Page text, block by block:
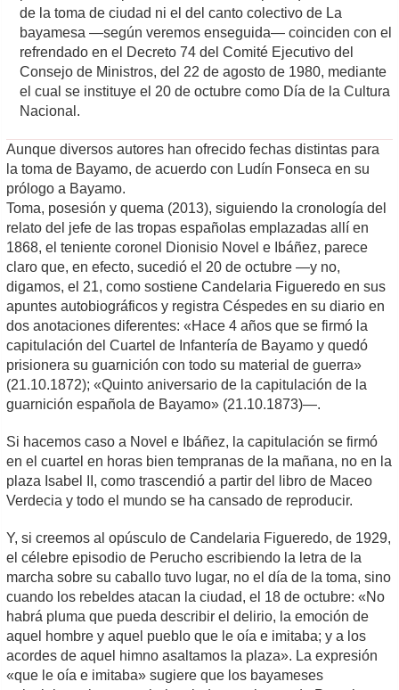
de la toma de ciudad ni el del canto colectivo de La
bayamesa ―según veremos enseguida― coinciden con el
refrendado en el Decreto 74 del Comité Ejecutivo del
Consejo de Ministros, del 22 de agosto de 1980, mediante
el cual se instituye el 20 de octubre como Día de la Cultura
Nacional.
Aunque diversos autores han ofrecido fechas distintas para
la toma de Bayamo, de acuerdo con Ludín Fonseca en su
prólogo a Bayamo.
Toma, posesión y quema (2013), siguiendo la cronología del
relato del jefe de las tropas españolas emplazadas allí en
1868, el teniente coronel Dionisio Novel e Ibáñez, parece
claro que, en efecto, sucedió el 20 de octubre ―y no,
digamos, el 21, como sostiene Candelaria Figueredo en sus
apuntes autobiográficos y registra Céspedes en su diario en
dos anotaciones diferentes: «Hace 4 años que se firmó la
capitulación del Cuartel de Infantería de Bayamo y quedó
prisionera su guarnición con todo su material de guerra»
(21.10.1872); «Quinto aniversario de la capitulación de la
guarnición española de Bayamo» (21.10.1873)―.
Si hacemos caso a Novel e Ibáñez, la capitulación se firmó
en el cuartel en horas bien tempranas de la mañana, no en la
plaza Isabel II, como trascendió a partir del libro de Maceo
Verdecia y todo el mundo se ha cansado de reproducir.
Y, si creemos al opúsculo de Candelaria Figueredo, de 1929,
el célebre episodio de Perucho escribiendo la letra de la
marcha sobre su caballo tuvo lugar, no el día de la toma, sino
cuando los rebeldes atacan la ciudad, el 18 de octubre: «No
habrá pluma que pueda describir el delirio, la emoción de
aquel hombre y aquel pueblo que le oía e imitaba; y a los
acordes de aquel himno asaltamos la plaza». La expresión
«que le oía e imitaba» sugiere que los bayameses